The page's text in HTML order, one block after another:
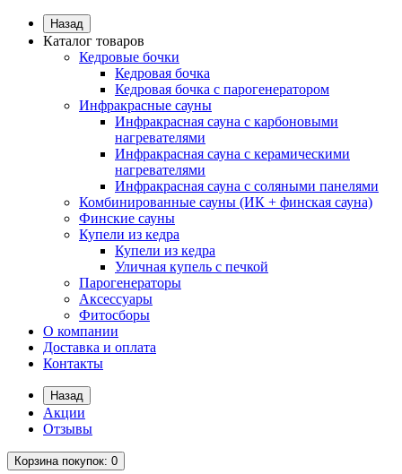
Назад
Каталог товаров
Кедровые бочки
Кедровая бочка
Кедровая бочка с парогенератором
Инфракрасные сауны
Инфракрасная сауна с карбоновыми
нагревателями
Инфракрасная сауна с керамическими
нагревателями
Инфракрасная сауна с соляными панелями
Комбинированные сауны (ИК + финская сауна)
Финские сауны
Купели из кедра
Купели из кедра
Уличная купель с печкой
Парогенераторы
Аксессуары
Фитосборы
О компании
Доставка и оплата
Контакты
Назад
Акции
Отзывы
Корзинапокупок: 0